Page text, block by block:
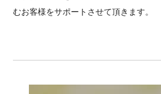
むお客様をサポートさせて頂きます。